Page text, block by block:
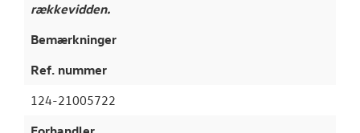
rækkevidden.
Bemærkninger
Ref. nummer
124-21005722